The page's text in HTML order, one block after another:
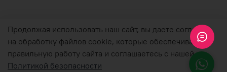
© 2026 Любое использование контента без письменного
разрешения запрещено
Цены на товары в розничном магазине могут отличаться от цен
товаров на сайте.
Продолжая использовать наш сайт, вы даете согласие
на обработку файлов cookie, которые обеспечивают
правильную работу сайта и соглашаетесь с нашей
Политикой безопасности